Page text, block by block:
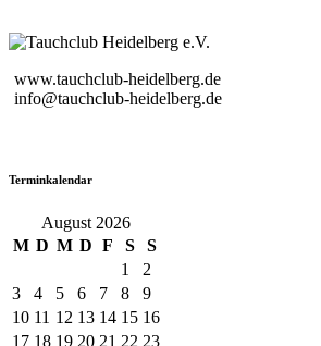
www.tauchclub-heidelberg.de
info@tauchclub-heidelberg.de
Terminkalendar
August 2026
M D M D F S
S
1
2
3
4 5 6 7 8
9
10 11 12 13 14 15 16
17 18 19 20 21 22 23